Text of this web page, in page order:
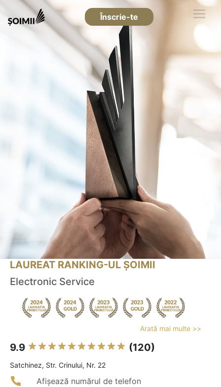
Înscrie-te
LAUREAT RANKING-UL ȘOIMII
Electronic Service
Arată mai multe >>
9.9 (120)
Satchinez, Str. Crinului, Nr. 22
Afișează numărul de telefon